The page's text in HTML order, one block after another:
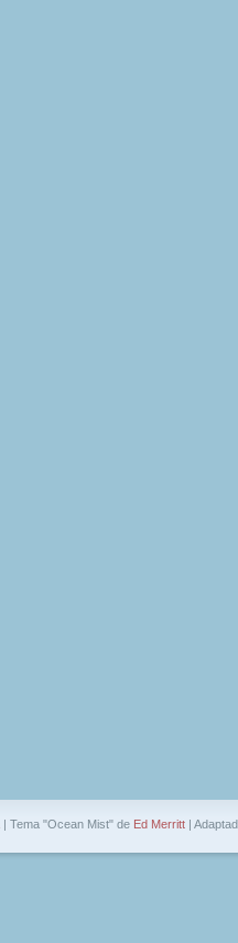
| Tema "Ocean Mist" de Ed Merritt |